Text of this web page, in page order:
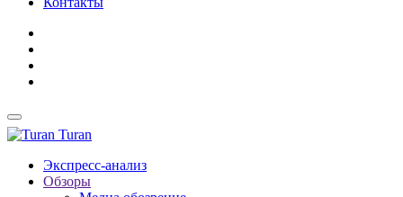
Turan
Экспресс-анализ
Обзоры